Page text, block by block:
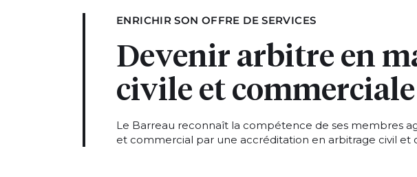
ENRICHIR SON OFFRE DE SERVICES
Devenir arbitre en
civile et commerciale
Le Barreau reconnaît la compétence de ses membres
et commercial par une accréditation en arbitrage civil et